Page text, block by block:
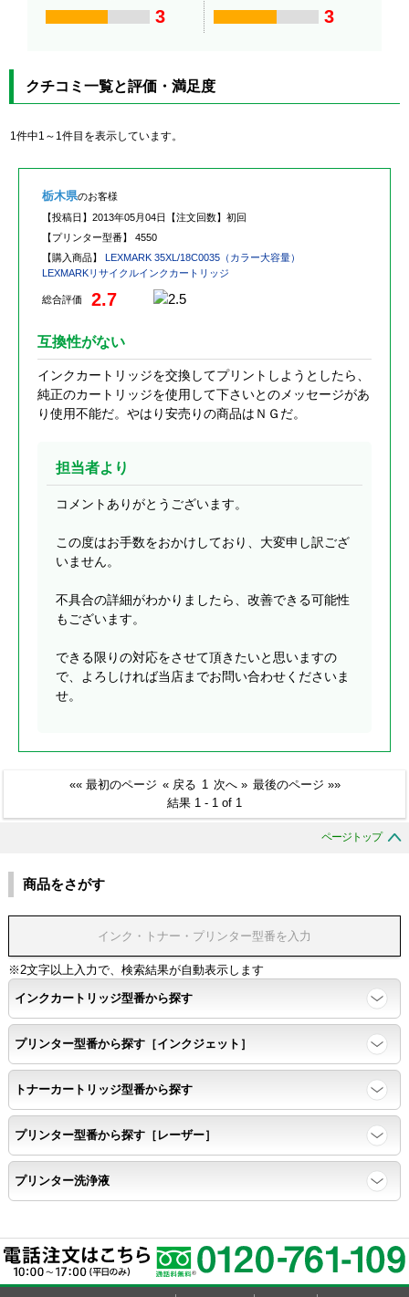
3 3
クチコミ一覧と評価・満足度
1件中1～1件目を表示しています。
栃木県のお客様
【投稿日】 2013年05月04日 【注文回数】 初回
【プリンター型番】 4550
【購入商品】 LEXMARK 35XL/18C0035（カラー大容量）
LEXMARKリサイクルインクカートリッジ
総合評価 2.7
互換性がない
インクカートリッジを交換してプリントしようとしたら、
純正のカートリッジを使用して下さいとのメッセージがあ
り使用不能だ。やはり安売りの商品はＮＧだ。
担当者より
コメントありがとうございます。
この度はお手数をおかけしており、大変申し訳ござ
いません。
不具合の詳細がわかりましたら、改善できる可能性
もございます。
できる限りの対応をさせて頂きたいと思いますの
で、よろしければ当店までお問い合わせくださいま
せ。
«« 最初のページ « 戻る 1 次へ » 最後のページ »»
結果 1 - 1 of 1
ページトップ
商品をさがす
※2文字以上入力で、検索結果が自動表示します
インクカートリッジ型番から探す
プリンター型番から探す［インクジェット］
トナーカートリッジ型番から探す
プリンター型番から探す［レーザー］
プリンター洗浄液